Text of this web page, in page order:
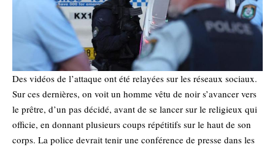
Des vidéos de l’attaque ont été relayées sur les réseaux sociaux.
Sur ces dernières, on voit un homme vêtu de noir s’avancer vers
le prêtre, d’un pas décidé, avant de se lancer sur le religieux qui
officie, en donnant plusieurs coups répétitifs sur le haut de son
corps. La police devrait tenir une conférence de presse dans les